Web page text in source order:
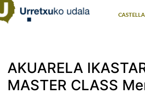
AKUARELA
MASTER CLASS